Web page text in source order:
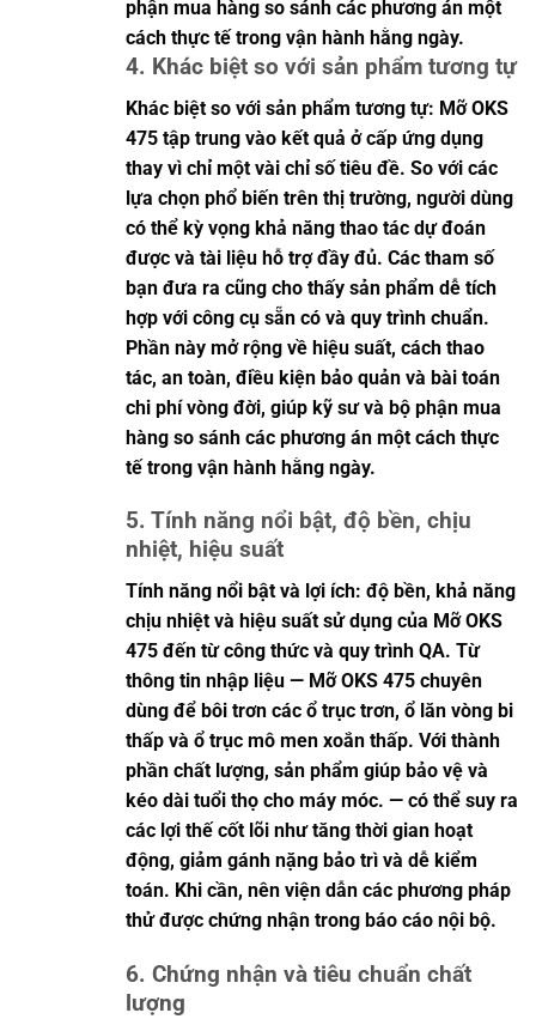
phận mua hàng so sánh các phương án một
cách thực tế trong vận hành hằng ngày.
4. Khác biệt so với sản phẩm tương tự
Khác biệt so với sản phẩm tương tự: Mỡ OKS
475 tập trung vào kết quả ở cấp ứng dụng
thay vì chỉ một vài chỉ số tiêu đề. So với các
lựa chọn phổ biến trên thị trường, người dùng
có thể kỳ vọng khả năng thao tác dự đoán
được và tài liệu hỗ trợ đầy đủ. Các tham số
bạn đưa ra cũng cho thấy sản phẩm dễ tích
hợp với công cụ sẵn có và quy trình chuẩn.
Phần này mở rộng về hiệu suất, cách thao
tác, an toàn, điều kiện bảo quản và bài toán
chi phí vòng đời, giúp kỹ sư và bộ phận mua
hàng so sánh các phương án một cách thực
tế trong vận hành hằng ngày.
5. Tính năng nổi bật, độ bền, chịu
nhiệt, hiệu suất
Tính năng nổi bật và lợi ích: độ bền, khả năng
chịu nhiệt và hiệu suất sử dụng của Mỡ OKS
475 đến từ công thức và quy trình QA. Từ
thông tin nhập liệu — Mỡ OKS 475 chuyên
dùng để bôi trơn các ổ trục trơn, ổ lăn vòng bi
thấp và ổ trục mô men xoắn thấp. Với thành
phần chất lượng, sản phẩm giúp bảo vệ và
kéo dài tuổi thọ cho máy móc. — có thể suy ra
các lợi thế cốt lõi như tăng thời gian hoạt
động, giảm gánh nặng bảo trì và dễ kiểm
toán. Khi cần, nên viện dẫn các phương pháp
thử được chứng nhận trong báo cáo nội bộ.
6. Chứng nhận và tiêu chuẩn chất
lượng